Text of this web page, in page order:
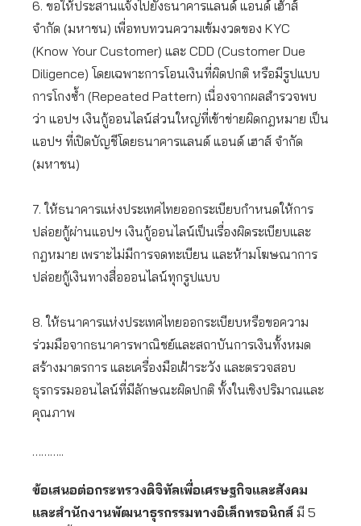
6. ขอให้ประสานแจ้งไปยังธนาคารแลนด์ แอนด์ เฮ้าส์
จำกัด (มหาชน) เพื่อทบทวนความเข้มงวดของ KYC
(Know Your Customer) และ CDD (Customer Due
Diligence) โดยเฉพาะการโอนเงินที่ผิดปกติ หรือมีรูปแบบ
การโกงซ้ำ (Repeated Pattern) เนื่องจากผลสำรวจพบ
ว่า แอปฯ เงินกู้ออนไลน์ส่วนใหญ่ที่เข้าข่ายผิดกฎหมาย เป็น
แอปฯ ที่เปิดบัญชีโดยธนาคารแลนด์ แอนด์ เฮาส์ จำกัด
(มหาชน)
7. ให้ธนาคารแห่งประเทศไทยออกระเบียบกำหนดให้การ
ปล่อยกู้ผ่านแอปฯ เงินกู้ออนไลน์เป็นเรื่องผิดระเบียบและ
กฎหมาย เพราะไม่มีการจดทะเบียน และห้ามโฆษณาการ
ปล่อยกู้เงินทางสื่อออนไลน์ทุกรูปแบบ
8. ให้ธนาคารแห่งประเทศไทยออกระเบียบหรือขอความ
ร่วมมือจากธนาคารพาณิชย์และสถาบันการเงินทั้งหมด
สร้างมาตรการ และเครื่องมือเฝ้าระวัง และตรวจสอบ
ธุรกรรมออนไลน์ที่มีลักษณะผิดปกติ ทั้งในเชิงปริมาณและ
คุณภาพ
………..
ข้อเสนอต่อกระทรวงดิจิทัลเพื่อเศรษฐกิจและสังคม
และสำนักงานพัฒนาธุรกรรมทางอิเล็กทรอนิกส์ มี 5